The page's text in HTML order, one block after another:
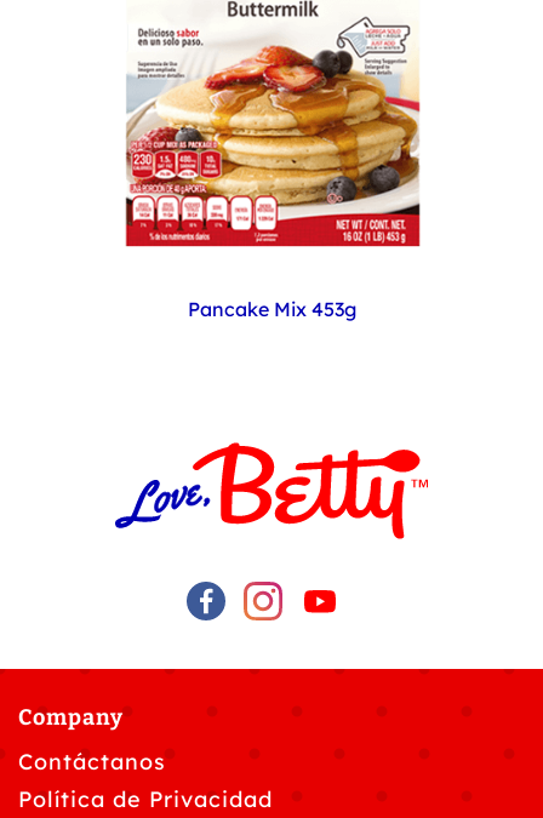
Pancake Mix 453g
Company
Contáctanos
Política de Privacidad